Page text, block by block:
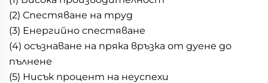
(2) Спестяване на труд
(3) Енергийно спестяване
(4) осъзнаване на пряка връзка от дуене до
пълнене
(5) Нисък процент на неуспехи